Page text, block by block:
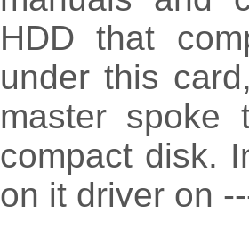
HDD that
under this
master spoke
compact disk.
on it driver on